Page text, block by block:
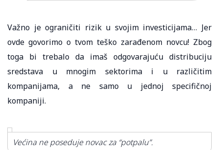
Važno je ograničiti rizik u svojim investicijama… Jer
ovde govorimo o tvom teško zarađenom novcu! Zbog
toga bi trebalo da imaš odgovarajuću distribuciju
sredstava u mnogim sektorima i u različitim
kompanijama, a ne samo u jednoj specifičnoj
kompaniji.
Većina ne poseduje novac za “potpalu”.